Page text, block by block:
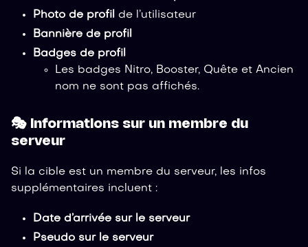
Photo de profil de l’utilisateur
Bannière de profil
Badges de profil
Les badges Nitro, Booster, Quête et Ancien
nom ne sont pas affichés.
🎭 Informations sur un membre du
serveur
Si la cible est un membre du serveur, les infos
supplémentaires incluent :
Date d’arrivée sur le serveur
Pseudo sur le serveur